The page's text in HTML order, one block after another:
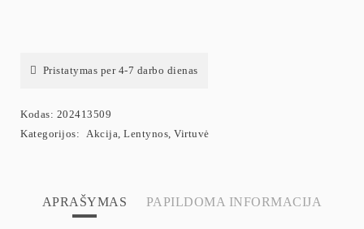
Pristatymas per 4-7 darbo dienas
Kodas: 202413509
Kategorijos:
Akcija Lentynos Virtuvė
APRAŠYMAS PAPILDOMA INFORMACIJA